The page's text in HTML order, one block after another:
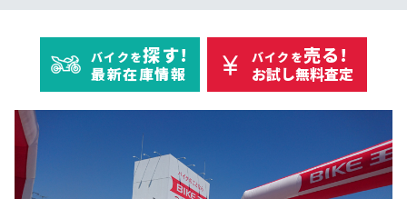
バイクを探す!
最新在庫情報
バイクを売る!
お試し無料査定